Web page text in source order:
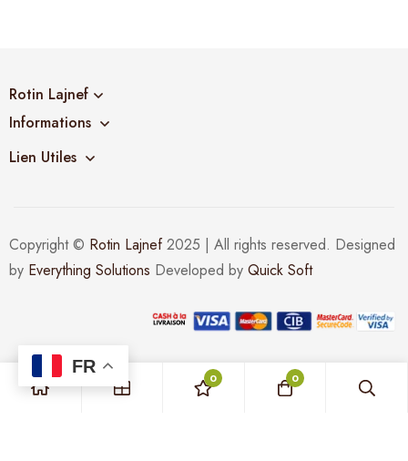
Rotin Lajnef
Informations
Lien Utiles
Copyright © Rotin Lajnef2025 | All rights reserved. Designed
by Everything Solutions Developed by Quick Soft
FR
0 0